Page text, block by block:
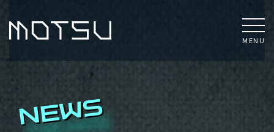
MENU
NEWS